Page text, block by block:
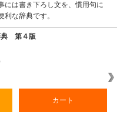
には書き下ろし文を、慣用句に
な辞典です。
典 第４版
カート